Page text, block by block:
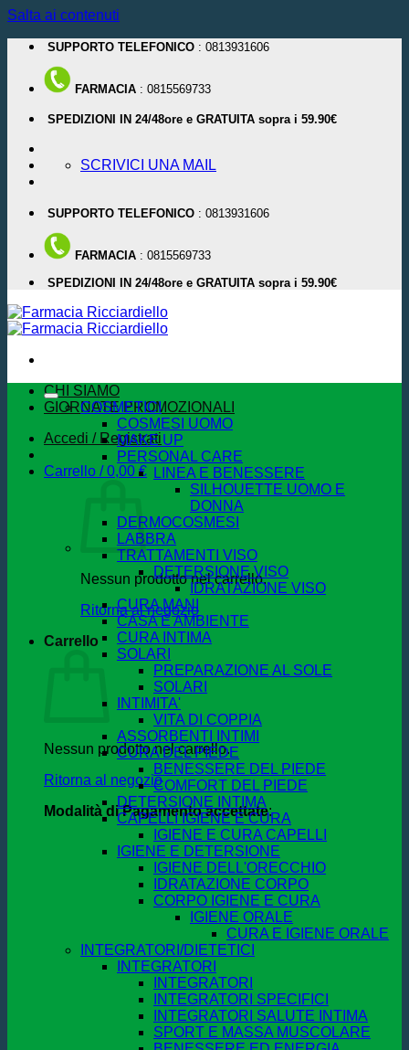
Salta ai contenuti
SUPPORTO TELEFONICO : 0813931606
FARMACIA : 0815569733
SPEDIZIONI IN 24/48ore e GRATUITA sopra i 59.90€
SCRIVICI UNA MAIL
SUPPORTO TELEFONICO : 0813931606
FARMACIA : 0815569733
SPEDIZIONI IN 24/48ore e GRATUITA sopra i 59.90€
CHI SIAMO
GIORNATE PROMOZIONALI
Accedi / Registrati
Carrello /0,00 €
Nessun prodotto nel carrello.
Ritorna al negozio
Carrello
Nessun prodotto nel carrello.
Ritorna al negozio
Modalità di Pagamento accettate:
COSMETICI
COSMESI UOMO
MAKE UP
PERSONAL CARE
LINEA E BENESSERE
SILHOUETTE UOMO E
DONNA
DERMOCOSMESI
LABBRA
TRATTAMENTI VISO
DETERSIONE VISO
IDRATAZIONE VISO
CURA MANI
CASA E AMBIENTE
CURA INTIMA
SOLARI
PREPARAZIONE AL SOLE
SOLARI
INTIMITA'
VITA DI COPPIA
ASSORBENTI INTIMI
CURA DEL PIEDE
BENESSERE DEL PIEDE
COMFORT DEL PIEDE
DETERSIONE INTIMA
CAPELLI IGIENE E CURA
IGIENE E CURA CAPELLI
IGIENE E DETERSIONE
IGIENE DELL'ORECCHIO
IDRATAZIONE CORPO
CORPO IGIENE E CURA
IGIENE ORALE
CURA E IGIENE ORALE
INTEGRATORI/DIETETICI
INTEGRATORI
INTEGRATORI
INTEGRATORI SPECIFICI
INTEGRATORI SALUTE INTIMA
SPORT E MASSA MUSCOLARE